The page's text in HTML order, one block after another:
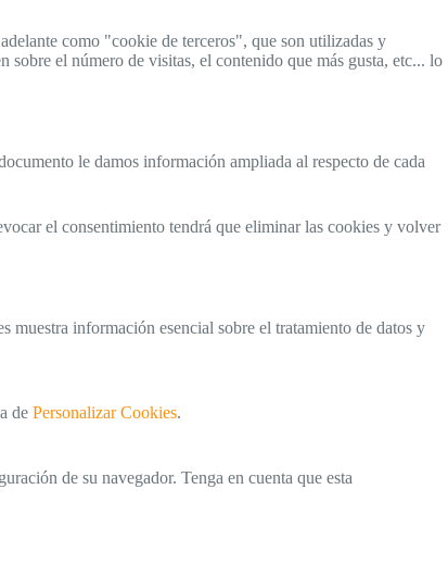
como "cookie de terceros", que son utilizadas y
sobre el número de visitas, el contenido que más gusta, etc... lo
le damos información ampliada al respecto de cada
el consentimiento tendrá que eliminar las cookies y volver
muestra información esencial sobre el tratamiento de datos y
de Personalizar Cookies.
de su navegador. Tenga en cuenta que esta